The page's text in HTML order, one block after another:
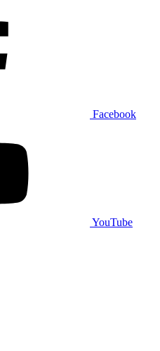
Facebook
YouTube